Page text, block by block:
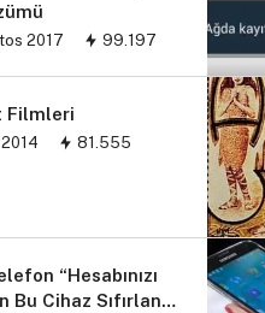
2017 99.197
Filmleri
81.555
“Hesabınızı
Bu Cihaz Sıfırlandı